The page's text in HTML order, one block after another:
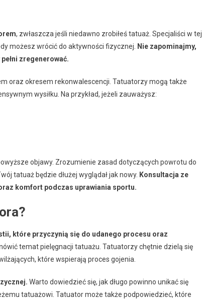
, zwłaszcza jeśli niedawno zrobiłeś tatuaż. Specjaliści w tej
możesz wrócić do aktywności fizycznej.
Nie zapominajmy,
zregenerować.
oraz okresem rekonwalescencji. Tatuatorzy mogą także
wysiłku. Na przykład, jeżeli zauważysz:
objawy. Zrozumienie zasad dotyczących powrotu do
tatuaż będzie dłużej wyglądał jak nowy. Konsultacja ze
komfort podczas uprawiania sportu.
które przyczynią się do udanego procesu oraz
temat pielęgnacji tatuażu. Tatuatorzy chętnie dzielą się
które wspierają proces gojenia.
Warto dowiedzieć się, jak długo powinno unikać się
tatuażowi. Tatuator może także podpowiedzieć, które